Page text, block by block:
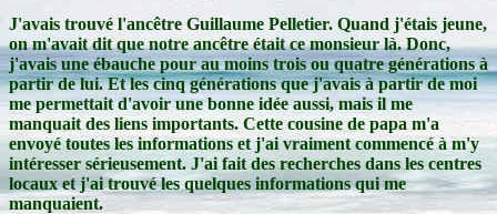
J'avais trouvé l'ancêtre Guillaume Pelletier. Quand j'étais jeune,
on m'avait dit que notre ancêtre était ce monsieur là. Donc,
j'avais une ébauche pour au moins trois ou quatre générations à
partir de lui. Et les cinq générations que j'avais à partir de moi
me permettait d'avoir une bonne idée aussi, mais il me
manquait des liens importants. Cette cousine de papa m'a
envoyé toutes les informations et j'ai vraiment commencé à m'y
intéresser sérieusement. J'ai fait des recherches dans les centres
locaux et j'ai trouvé les quelques informations qui me
manquaient.